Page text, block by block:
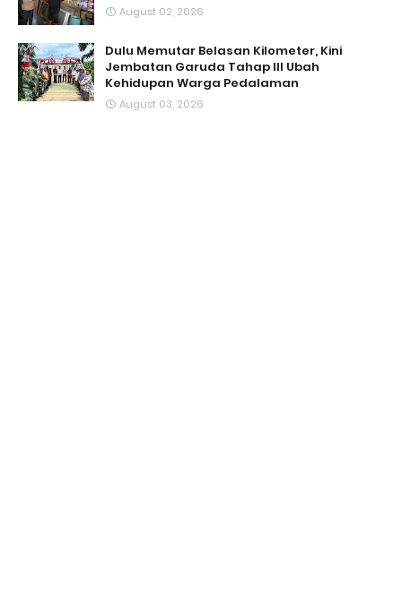
August 02, 2026
Dulu Memutar Belasan Kilometer, Kini
Jembatan Garuda Tahap III Ubah
Kehidupan Warga Pedalaman ‎
August 03, 2026